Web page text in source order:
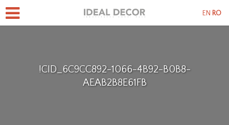
!CID_6C9CC892-1066-4B92-B0B8-
AEAB2B8E61FB
EN RO